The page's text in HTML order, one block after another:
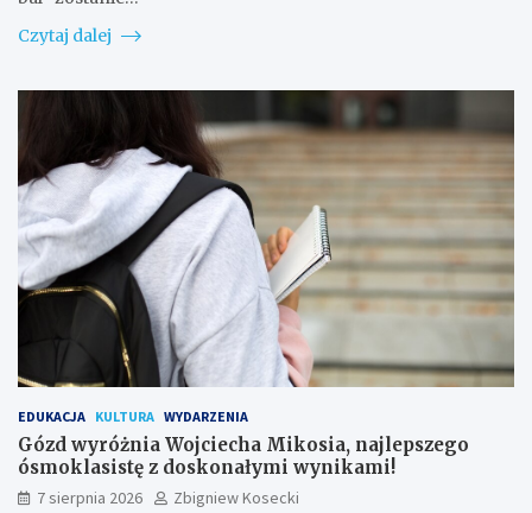
Czytaj dalej
EDUKACJA KULTURA WYDARZENIA
Gózd wyróżnia Wojciecha Mikosia, najlepszego
ósmoklasistę z doskonałymi wynikami!
7 sierpnia 2026
Zbigniew Kosecki